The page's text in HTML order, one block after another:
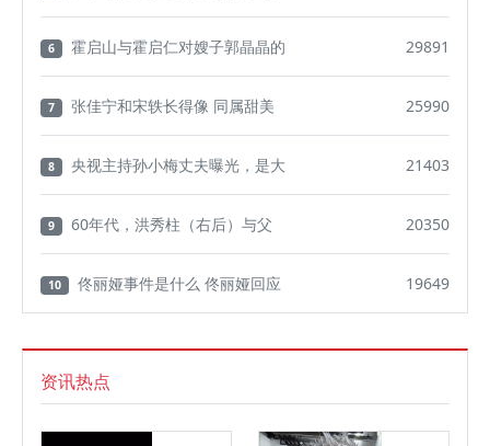
6 霍启山与霍启仁对嫂子郭晶晶的 29891
7 张佳宁和宋轶长得像 同属甜美 25990
8 央视主持孙小梅丈夫曝光，是大 21403
9 60年代，洪秀柱（右后）与父 20350
10 佟丽娅事件是什么 佟丽娅回应 19649
资讯热点